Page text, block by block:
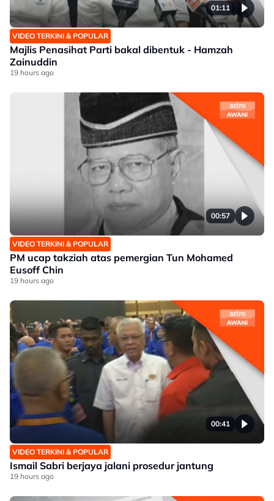
01:11
VIDEO TERKINI & POPULAR
Majlis Penasihat Parti bakal dibentuk - Hamzah
Zainuddin
19 hours ago
00:57
VIDEO TERKINI & POPULAR
PM ucap takziah atas pemergian Tun Mohamed
Eusoff Chin
19 hours ago
00:41
VIDEO TERKINI & POPULAR
Ismail Sabri berjaya jalani prosedur jantung
19 hours ago